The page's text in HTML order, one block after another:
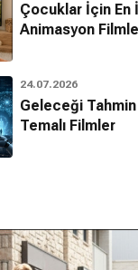
Çocuklar İçin En
Animasyon
24.07.2026
Geleceği
Temalı Filmler